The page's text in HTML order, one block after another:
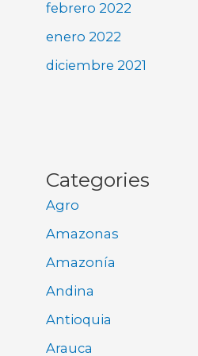
febrero 2022
enero 2022
diciembre 2021
Categories
Agro
Amazonas
Amazonía
Andina
Antioquia
Arauca